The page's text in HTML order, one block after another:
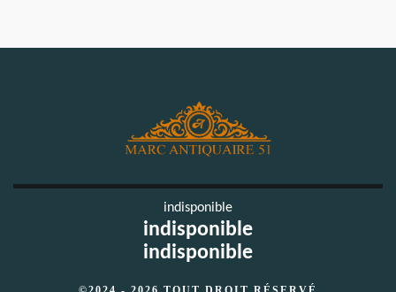
indisponible
indisponible
indisponible